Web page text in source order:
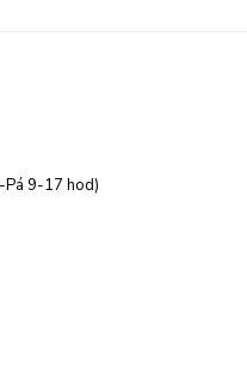
9-17 hod)